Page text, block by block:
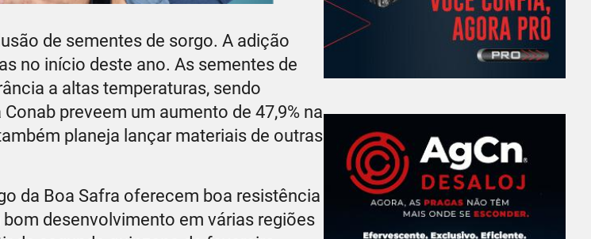
de sementes de sorgo. A adição
no início deste ano. As sementes de
a altas temperaturas, sendo
preveem um aumento de 47,9% na
planeja lançar materiais de outras
da Boa Safra oferecem boa resistência
desenvolvimento em várias regiões